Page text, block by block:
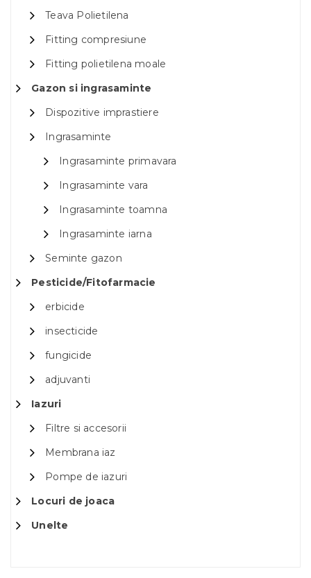
Teava Polietilena
Fitting compresiune
Fitting polietilena moale
Gazon si ingrasaminte
Dispozitive imprastiere
Ingrasaminte
Ingrasaminte primavara
Ingrasaminte vara
Ingrasaminte toamna
Ingrasaminte iarna
Seminte gazon
Pesticide/Fitofarmacie
erbicide
insecticide
fungicide
adjuvanti
Iazuri
Filtre si accesorii
Membrana iaz
Pompe de iazuri
Locuri de joaca
Unelte